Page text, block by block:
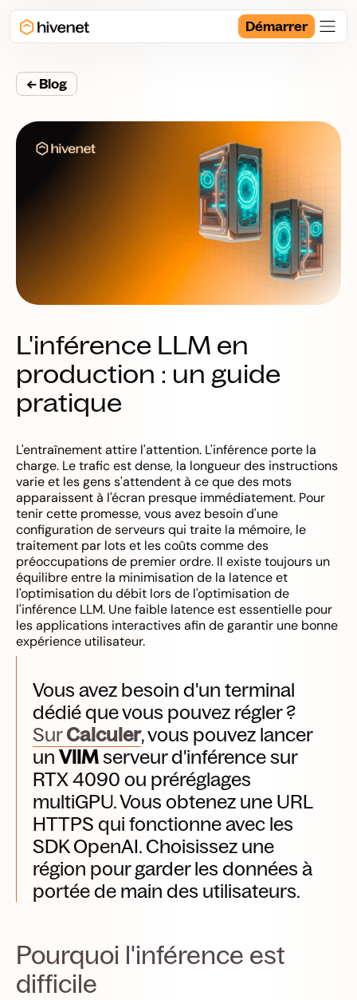
Démarrer
← Blog
L'inférence LLM en
production : un guide
pratique
L'entraînement attire l'attention. L'inférence porte la
charge. Le trafic est dense, la longueur des instructions
varie et les gens s'attendent à ce que des mots
apparaissent à l'écran presque immédiatement. Pour
tenir cette promesse, vous avez besoin d'une
configuration de serveurs qui traite la mémoire, le
traitement par lots et les coûts comme des
préoccupations de premier ordre. Il existe toujours un
équilibre entre la minimisation de la latence et
l'optimisation du débit lors de l'optimisation de
l'inférence LLM. Une faible latence est essentielle pour
les applications interactives afin de garantir une bonne
expérience utilisateur.
Vous avez besoin d'un terminal
dédié que vous pouvez régler ?
SurCalculer, vous pouvez lancer
un VllMserveur d'inférence sur
RTX 4090 ou préréglages
multiGPU. Vous obtenez une URL
HTTPS qui fonctionne avec les
SDK OpenAI. Choisissez une
région pour garder les données à
portée de main des utilisateurs.
Pourquoi l'inférence est
difficile